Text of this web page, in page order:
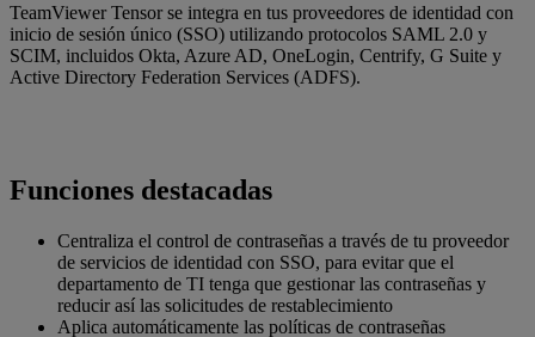
TeamViewer Tensor se integra en tus proveedores de identidad con
inicio de sesión único (SSO) utilizando protocolos SAML 2.0 y
SCIM, incluidos Okta, Azure AD, OneLogin, Centrify, G Suite y
Active Directory Federation Services (ADFS).
Funciones destacadas
Centraliza el control de contraseñas a través de tu proveedor
de servicios de identidad con SSO, para evitar que el
departamento de TI tenga que gestionar las contraseñas y
reducir así las solicitudes de restablecimiento
Aplica automáticamente las políticas de contraseñas